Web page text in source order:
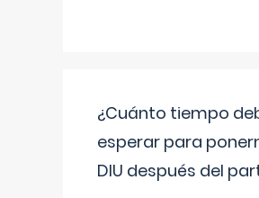
¿Cuánto tiempo
esperar para
DIU después del